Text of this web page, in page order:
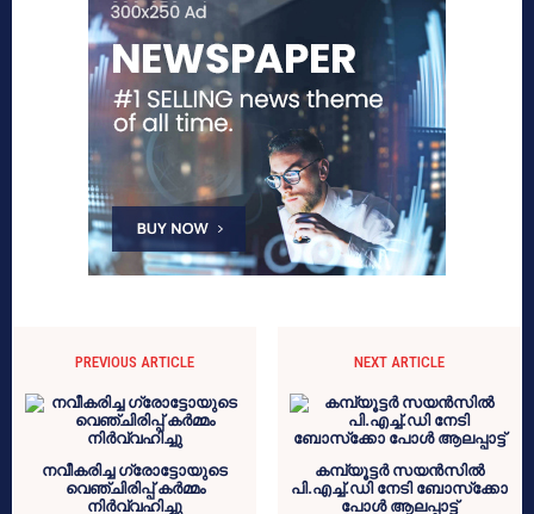
PREVIOUS ARTICLE
നവീകരിച്ച ഗ്രോട്ടോയുടെ
വെഞ്ചിരിപ്പ് കർമ്മം
നിർവ്വഹിച്ചു
NEXT ARTICLE
കമ്പ്യൂട്ടര്‍ സയന്‍സില്‍
പി.എച്ച്.ഡി നേടി ബോസ്‌ക്കോ
പോള്‍ ആലപ്പാട്ട്